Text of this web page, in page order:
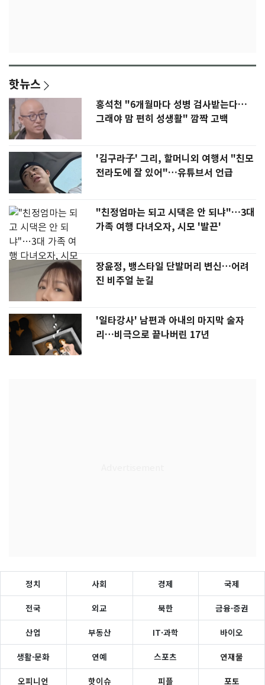
핫뉴스
홍석천 "6개월마다 성병 검사받는다…
그래야 맘 편히 성생활" 깜짝 고백
'김구라子' 그리, 할머니외 여행서 "친모
전라도에 잘 있어"…유튜브서 언급
"친정엄마는 되고 시댁은 안 되냐"…3대
가족 여행 다녀오자, 시모 '발끈'
장윤정, 뱅스타일 단발머리 변신…어려
진 비주얼 눈길
'일타강사' 남편과 아내의 마지막 술자
리…비극으로 끝나버린 17년
정치 사회 경제 국제
전국 외교 북한 금융·증권
산업 부동산 IT·과학 바이오
생활·문화 연예 스포츠 연재물
오피니언 핫이슈 피플 포토